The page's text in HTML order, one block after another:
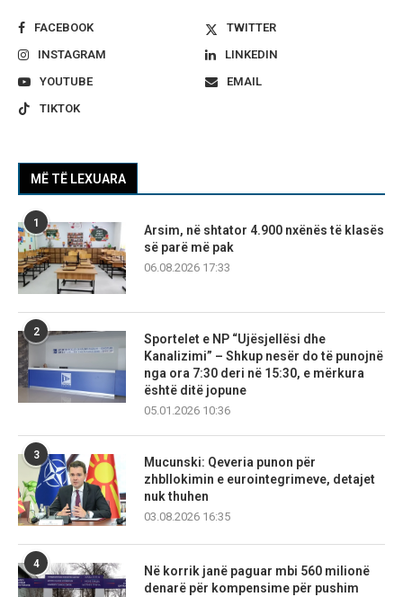
FACEBOOK
TWITTER
INSTAGRAM
LINKEDIN
YOUTUBE
EMAIL
TIKTOK
MË TË LEXUARA
1
Arsim, në shtator 4.900 nxënës të klasës
së parë më pak
06.08.2026 17:33
2
Sportelet e NP “Ujësjellësi dhe
Kanalizimi” – Shkup nesër do të punojnë
nga ora 7:30 deri në 15:30, e mërkura
është ditë jopune
05.01.2026 10:36
3
Mucunski: Qeveria punon për
zhbllokimin e eurointegrimeve, detajet
nuk thuhen
03.08.2026 16:35
4
Në korrik janë paguar mbi 560 milionë
denarë për kompensime për pushim